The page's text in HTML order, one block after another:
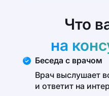
Что
на
Беседа с врачом
Врач выслушает
и ответит на